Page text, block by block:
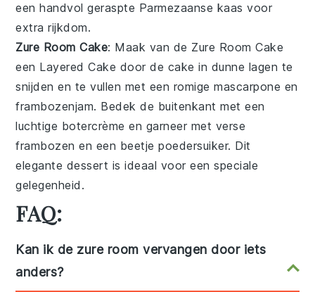
een handvolgeraspte Parmezaanse kaas voor
extra rijkdom.
Zure Room Cake: Maak van de Zure Room Cake
een Layered Cake door de cake in dunne lagen te
snijden en te vullen met een romigemascarpone en
frambozenjam. Bedek de buitenkant met een
luchtige botercrème en garneer met verse
frambozen en een beetjepoedersuiker. Dit
elegante dessert is ideaal voor een speciale
gelegenheid.
FAQ:
Kan ik de zure room vervangen door iets
anders?